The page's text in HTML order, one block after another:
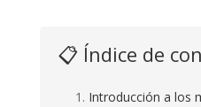
📋 Índice de
Introducción a los